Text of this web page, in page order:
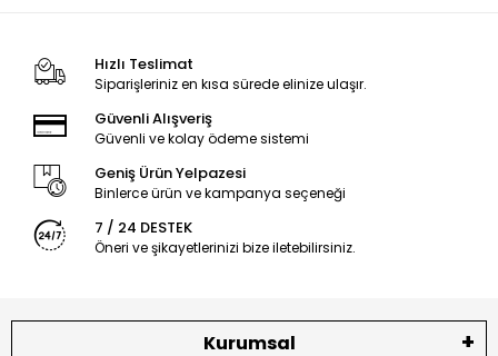
Hızlı Teslimat
Siparişleriniz en kısa sürede elinize ulaşır.
Güvenli Alışveriş
Güvenli ve kolay ödeme sistemi
Geniş Ürün Yelpazesi
Binlerce ürün ve kampanya seçeneği
7 / 24 DESTEK
Öneri ve şikayetlerinizi bize iletebilirsiniz.
Kurumsal